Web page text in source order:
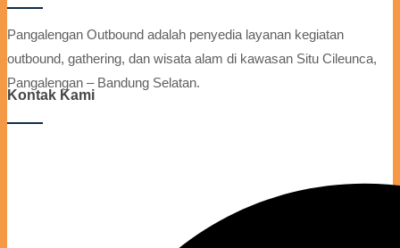
Pangalengan Outbound adalah penyedia layanan kegiatan
outbound, gathering, dan wisata alam di kawasan Situ Cileunca,
Pangalengan – Bandung Selatan.
Kontak Kami